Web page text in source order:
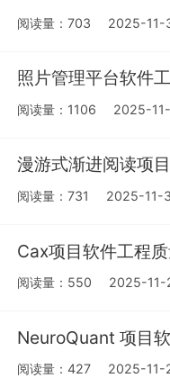
阅读量：703 2025-11-
照片管理平台软件
阅读量：1106 2025-
漫游式渐进阅读项
阅读量：731 2025-11-
Cax项目软件工程
阅读量：550 2025-11-
NeuroQuant 项目
阅读量：427 2025-11-